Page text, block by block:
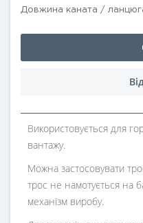
Довжина каната /
Використовується для
вантажу.
Можна застосовувати
трос не намотується на
механізм виробу.